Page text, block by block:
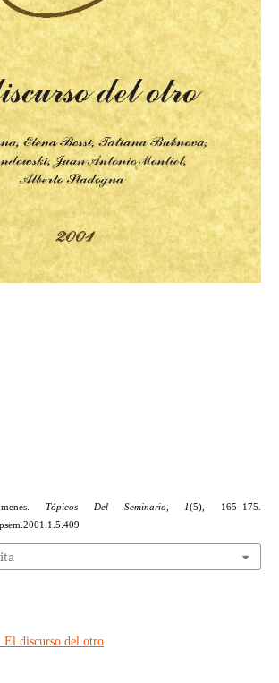
Tópicos Del Seminario, 1(5), 165–175.
discurso del otro